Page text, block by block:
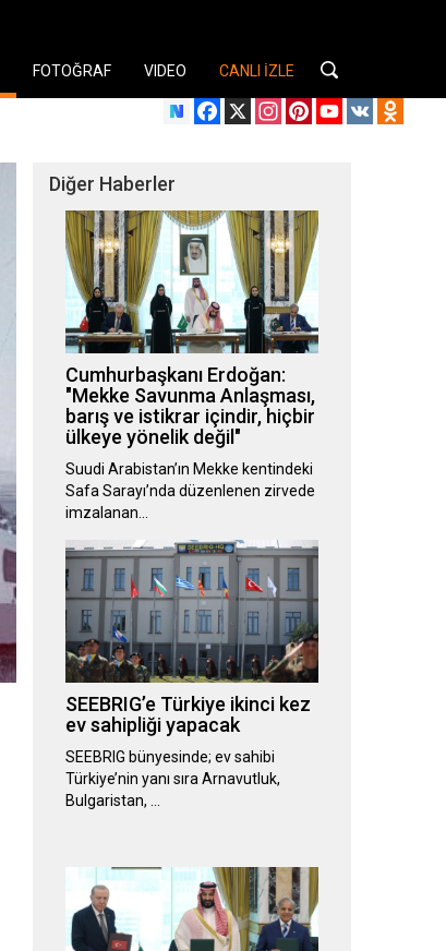
Facebook
X Instagram
PinterestYouTube
VK
FOTOĞRAF VIDEO CANLI İZLE
Diğer Haberler
Cumhurbaşkanı Erdoğan:
"Mekke Savunma Anlaşması,
barış ve istikrar içindir, hiçbir
ülkeye yönelik değil"
Suudi Arabistan’ın Mekke kentindeki
Safa Sarayı’nda düzenlenen zirvede
imzalanan…
SEEBRIG’e Türkiye ikinci kez
ev sahipliği yapacak
SEEBRIG bünyesinde; ev sahibi
Türkiye’nin yanı sıra Arnavutluk,
Bulgaristan, …